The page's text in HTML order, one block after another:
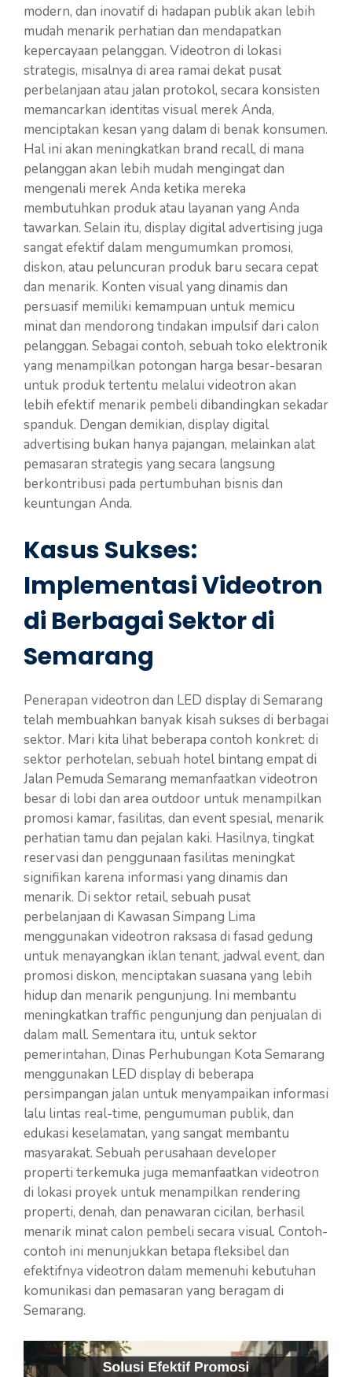
modern, dan inovatif di hadapan publik akan lebih
mudah menarik perhatian dan mendapatkan
kepercayaan pelanggan. Videotron di lokasi
strategis, misalnya di area ramai dekat pusat
perbelanjaan atau jalan protokol, secara konsisten
memancarkan identitas visual merek Anda,
menciptakan kesan yang dalam di benak konsumen.
Hal ini akan meningkatkan brand recall, di mana
pelanggan akan lebih mudah mengingat dan
mengenali merek Anda ketika mereka
membutuhkan produk atau layanan yang Anda
tawarkan. Selain itu, display digital advertising juga
sangat efektif dalam mengumumkan promosi,
diskon, atau peluncuran produk baru secara cepat
dan menarik. Konten visual yang dinamis dan
persuasif memiliki kemampuan untuk memicu
minat dan mendorong tindakan impulsif dari calon
pelanggan. Sebagai contoh, sebuah toko elektronik
yang menampilkan potongan harga besar-besaran
untuk produk tertentu melalui videotron akan
lebih efektif menarik pembeli dibandingkan sekadar
spanduk. Dengan demikian, display digital
advertising bukan hanya pajangan, melainkan alat
pemasaran strategis yang secara langsung
berkontribusi pada pertumbuhan bisnis dan
keuntungan Anda.
Kasus Sukses:
Implementasi Videotron
di Berbagai Sektor di
Semarang
Penerapan videotron dan LED display di Semarang
telah membuahkan banyak kisah sukses di berbagai
sektor. Mari kita lihat beberapa contoh konkret: di
sektor perhotelan, sebuah hotel bintang empat di
Jalan Pemuda Semarang memanfaatkan videotron
besar di lobi dan area outdoor untuk menampilkan
promosi kamar, fasilitas, dan event spesial, menarik
perhatian tamu dan pejalan kaki. Hasilnya, tingkat
reservasi dan penggunaan fasilitas meningkat
signifikan karena informasi yang dinamis dan
menarik. Di sektor retail, sebuah pusat
perbelanjaan di Kawasan Simpang Lima
menggunakan videotron raksasa di fasad gedung
untuk menayangkan iklan tenant, jadwal event, dan
promosi diskon, menciptakan suasana yang lebih
hidup dan menarik pengunjung. Ini membantu
meningkatkan traffic pengunjung dan penjualan di
dalam mall. Sementara itu, untuk sektor
pemerintahan, Dinas Perhubungan Kota Semarang
menggunakan LED display di beberapa
persimpangan jalan untuk menyampaikan informasi
lalu lintas real-time, pengumuman publik, dan
edukasi keselamatan, yang sangat membantu
masyarakat. Sebuah perusahaan developer
properti terkemuka juga memanfaatkan videotron
di lokasi proyek untuk menampilkan rendering
properti, denah, dan penawaran cicilan, berhasil
menarik minat calon pembeli secara visual. Contoh-
contoh ini menunjukkan betapa fleksibel dan
efektifnya videotron dalam memenuhi kebutuhan
komunikasi dan pemasaran yang beragam di
Semarang.